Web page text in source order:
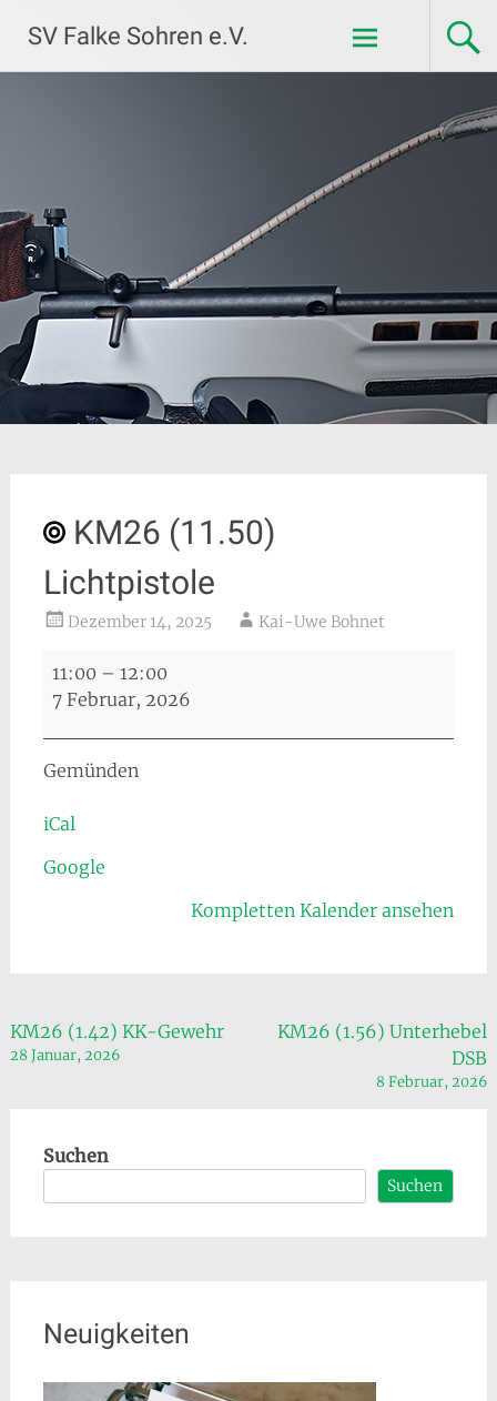
Inhalt
springen
SV Falke Sohren e.V.
KM26 (11.50)
Lichtpistole
Dezember 14, 2025 Kai-Uwe Bohnet
KM26
(11.50)
Lichtpistole
11:00 – 12:00
7 Februar, 2026
Gemünden
iCal
Google
Kompletten Kalender ansehen
Beitragsnavigation
KM26 (1.42) KK-Gewehr
28 Januar, 2026
KM26 (1.56) Unterhebel
DSB
8 Februar, 2026
Suchen
Suchen
Neuigkeiten